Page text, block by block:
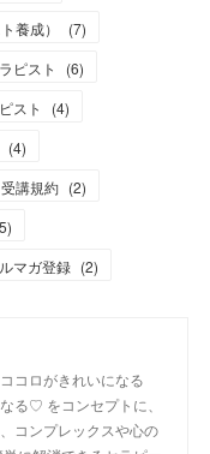
養成） (7)
ピスト (6)
スト (4)
(4)
受講規約 (2)
5)
マガ登録 (2)
ロがきれいになる
♡ をコンセプトに、
コンプレックスや心の